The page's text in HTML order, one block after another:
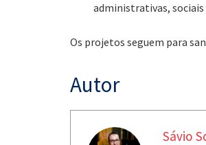
administrativas,
Os projetos seguem para
Autor
Sávio